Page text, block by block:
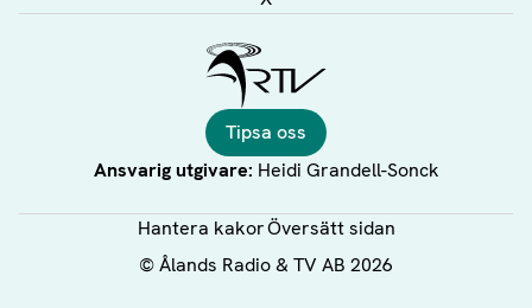
Tipsa oss
Ansvarig utgivare: Heidi Grandell-Sonck
Hantera kakorÖversätt sidan
©Ålands Radio & TV AB 2026